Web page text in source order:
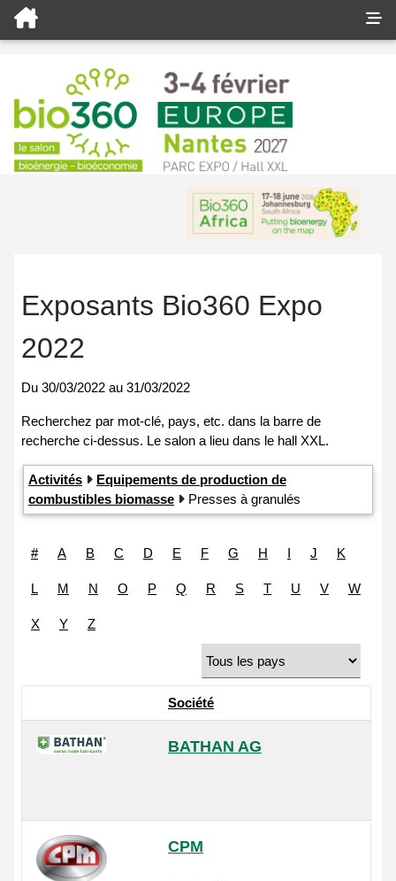
Exposants Bio360 Expo
2022
Du 30/03/2022 au 31/03/2022
Activités
Equipements de production de
combustibles biomasse
Presses à granulés
# A B C D E F G H I J K
L M N O P Q R S T U V W
X Y Z
Société
BATHAN AG
CPM